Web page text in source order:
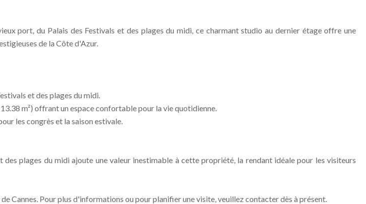
port, du Palais des Festivals et des plages du midi, ce charmant studio au dernier étage offre une
de la Côte d'Azur.
et des plages du midi.
m²) offrant un espace confortable pour la vie quotidienne.
les congrès et la saison estivale.
plages du midi ajoute une valeur inestimable à cette propriété, la rendant idéale pour les visiteurs
Pour plus d'informations ou pour planifier une visite, veuillez contacter dès à présent.